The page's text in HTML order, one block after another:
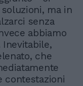
ma in
senza
abbiamo
Inevitabile,
che
contestazioni